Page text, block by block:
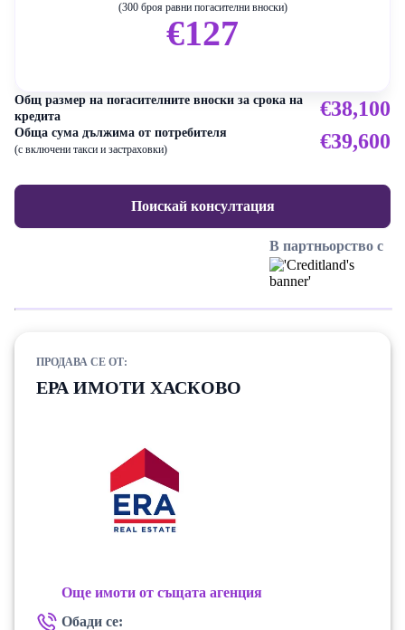
(300 броя равни погасителни вноски)
€127
Общ размер на погасителните вноски за срока на
кредита
€38,100
Обща сума дължима от потребителя
(с включени такси и застраховки) €39,600
Поискай консултация
В партньорство с
ПРОДАВА СЕ ОТ:
ЕРА ИМОТИ ХАСКОВО
Още имоти от същата агенция
Обади се: